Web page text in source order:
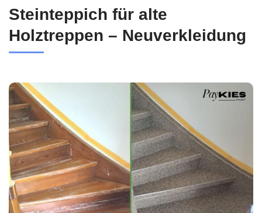
Steinteppich für alte
Holztreppen – Neuverkleidung